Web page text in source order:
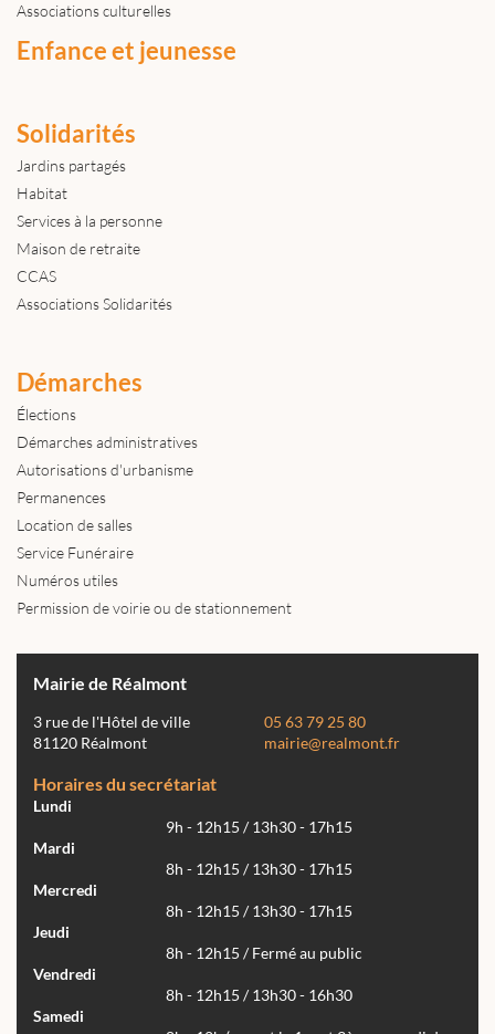
Associations culturelles
Enfance et jeunesse
Solidarités
Jardins partagés
Habitat
Services à la personne
Maison de retraite
CCAS
Associations Solidarités
Démarches
Élections
Démarches administratives
Autorisations d'urbanisme
Permanences
Location de salles
Service Funéraire
Numéros utiles
Permission de voirie ou de stationnement
Mairie de Réalmont
3 rue de l'Hôtel de ville
81120 Réalmont
05 63 79 25 80
mairie@realmont.fr
Horaires du secrétariat
Lundi
9h - 12h15 / 13h30 - 17h15
Mardi
8h - 12h15 / 13h30 - 17h15
Mercredi
8h - 12h15 / 13h30 - 17h15
Jeudi
8h - 12h15 / Fermé au public
Vendredi
8h - 12h15 / 13h30 - 16h30
Samedi